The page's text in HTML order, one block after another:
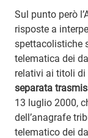
Sul punto però
risposte a
spettacolistiche
telematica dei
relativi ai titoli di
separata
13 luglio 2000,
dell’anagrafe
telematico dei